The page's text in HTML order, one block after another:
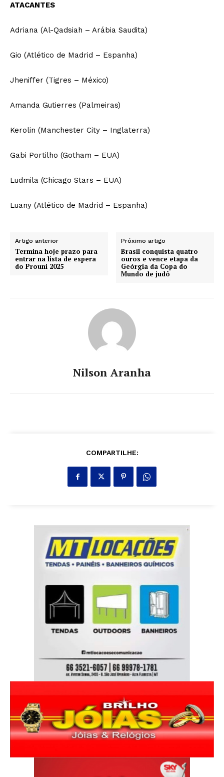
ATACANTES
Adriana (Al-Qadsiah – Arábia Saudita)
Gio (Atlético de Madrid – Espanha)
Jheniffer (Tigres – México)
Amanda Gutierres (Palmeiras)
Kerolin (Manchester City – Inglaterra)
Gabi Portilho (Gotham – EUA)
Ludmila (Chicago Stars – EUA)
Luany (Atlético de Madrid – Espanha)
Artigo anterior
Termina hoje prazo para
entrar na lista de espera
do Prouni 2025
Próximo artigo
Brasil conquista quatro
ouros e vence etapa da
Geórgia da Copa do
Mundo de judô
Nilson Aranha
COMPARTILHE: